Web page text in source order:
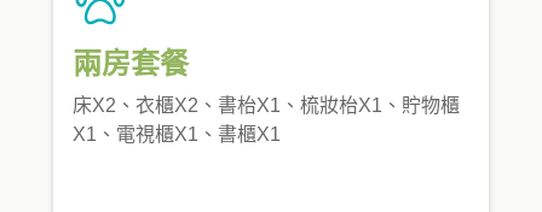
兩房套餐
床X2、衣櫃X2、書枱X1、梳妝枱X1、貯物櫃
X1、電視櫃X1、書櫃X1